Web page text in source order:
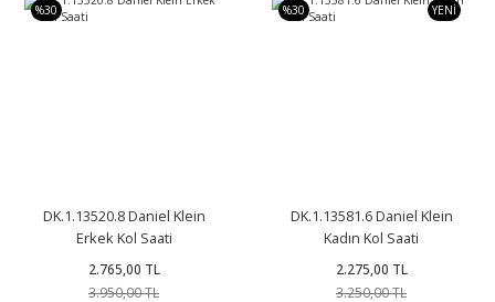
%30
DK.1.13520.8 Daniel Klein
Erkek Kol Saati
2.765,00 TL
3.950,00 TL
%30 YENİ
DK.1.13581.6 Daniel Klein
Kadın Kol Saati
2.275,00 TL
3.250,00 TL